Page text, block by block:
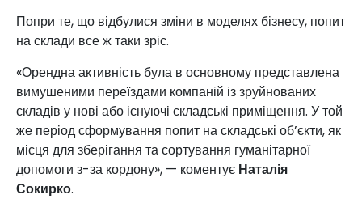
Попри те, що відбулися зміни в моделях бізнесу, попит
на склади все ж таки зріс.
«Орендна активність була в основному представлена
вимушеними переїздами компаній із зруйнованих
складів у нові або існуючі складські приміщення. У той
же період сформування попит на складські об’єкти, як
місця для зберігання та сортування гуманітарної
допомоги з-за кордону», — коментує Наталія
Сокирко.